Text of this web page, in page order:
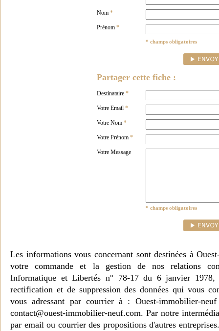
Nom *
Prénom *
* champs obligatoires
Partager cette fiche :
Destinataire *
Votre Email *
Votre Nom *
Votre Prénom *
Votre Message
* champs obligatoires
Les informations vous concernant sont destinées à
votre commande et la gestion de nos relations
Informatique et Libertés n° 78-17 du 6 janvier 1978,
rectification et de suppression des données qui vous
vous adressant par courrier à : Ouest-immobilier-
contact@ouest-immobilier-neuf.com. Par notre
par email ou courrier des propositions d'autres